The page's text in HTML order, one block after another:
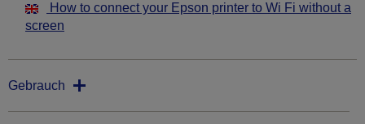
How to connect your Epson printer to Wi Fi without a
screen
Gebrauch